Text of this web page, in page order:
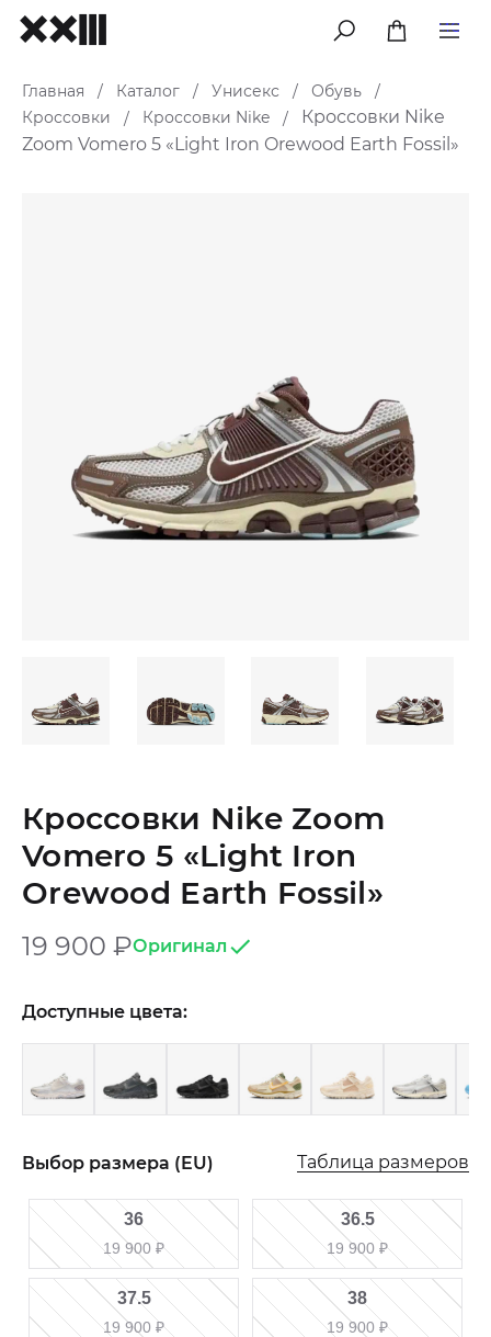
меню
Главная / Каталог / Унисекс / Обувь
/
Кроссовки
/ Кроссовки Nike /
Кроссовки Nike
Zoom Vomero 5 «Light Iron Orewood Earth Fossil»
Кроссовки Nike Zoom
Vomero 5 «Light Iron
Orewood Earth Fossil»
19 900 ₽Оригинал
Доступные цвета:
Выбор размера (EU) Таблица размеров
36
19 900 ₽
36.5
19 900 ₽
37.5
19 900 ₽
38
19 900 ₽